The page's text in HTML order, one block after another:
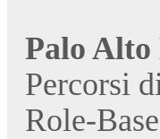
Palo
Percorsi
Role-